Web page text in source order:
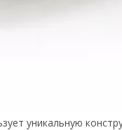
уникальную